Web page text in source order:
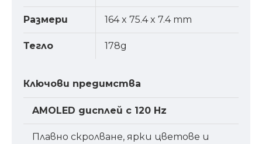
Размери 164 x 75.4 x 7.4 mm
Тегло 178g
Ключови предимства
AMOLED дисплей с 120 Hz
Плавно скролване, ярки цветове и